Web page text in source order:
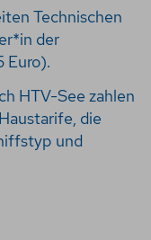
Technischen
der
Euro).
HTV-See zahlen
die
und